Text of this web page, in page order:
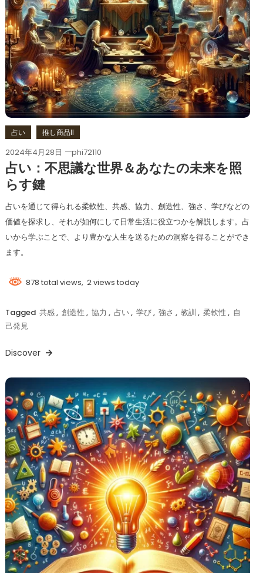
占い 推し商品II
2024年4月28日 phi72110
占い：不思議な世界＆あなたの未来を照
らす鍵
占いを通じて得られる柔軟性、共感、協力、創造性、強さ、学びなどの
価値を探求し、それが如何にして日常生活に役立つかを解説します。占
いから学ぶことで、より豊かな人生を送るための洞察を得ることができ
ます。
878 total views, 2 views today
Tagged 共感, 創造性 , 協力 , 占い, 学び, 強さ , 教訓 , 柔軟性 , 自
己発見
Discover